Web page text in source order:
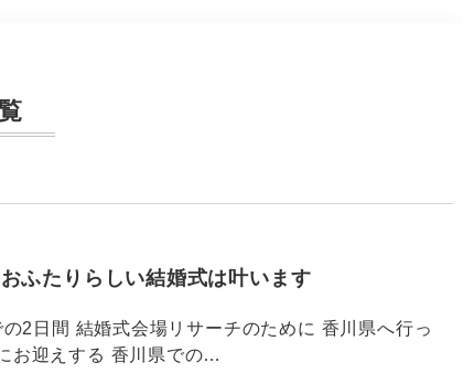
ふたりらしい結婚式は叶います
2日間 結婚式会場リサーチのために 香川県へ行っ
お迎えする 香川県での…